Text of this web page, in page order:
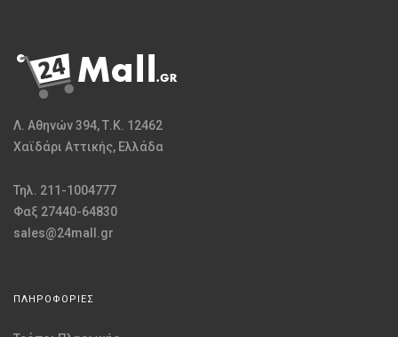
Λ. Αθηνών 394, Τ.Κ. 12462
Χαϊδάρι Αττικής, Ελλάδα
Τηλ. 211-1004777
Φαξ 27440-64830
sales@24mall.gr
ΠΛΗΡΟΦΟΡΙΕΣ